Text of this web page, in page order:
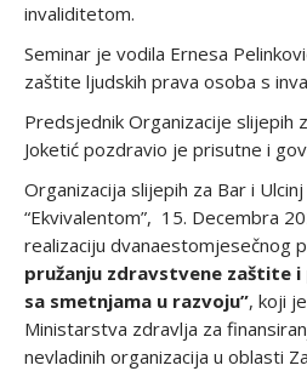
invaliditetom.
Seminar je vodila Ernesa
zaštite ljudskih prava osoba s
Predsjednik Organizacije slijepih
Joketić pozdravio je prisutne i
Organizacija slijepih za Bar i
“Ekvivalentom”, 15. Decembra
realizaciju dvanaestomjesečnog
pružanju zdravstvene zaštite i
sa smetnjama u razvoju”, koji
Ministarstva zdravlja za
nevladinih organizacija u oblasti